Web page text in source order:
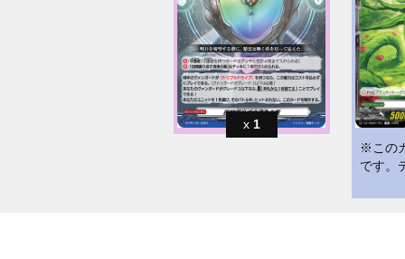
1
※この
です。